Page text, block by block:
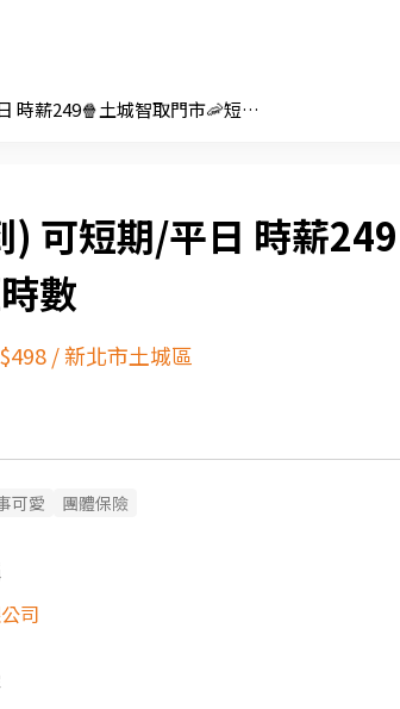
可短期/平日 時薪249🍿土城智取門市🦐短時數
可短期/平日 時薪
數
/新北市土城區
可愛 團體保險
司